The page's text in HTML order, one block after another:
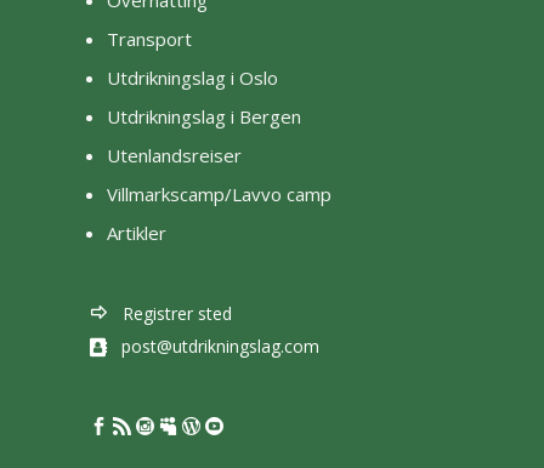
Transport
Utdrikningslag i Oslo
Utdrikningslag i Bergen
Utenlandsreiser
Villmarkscamp/Lavvo camp
Artikler
Registrer sted
post@utdrikningslag.com